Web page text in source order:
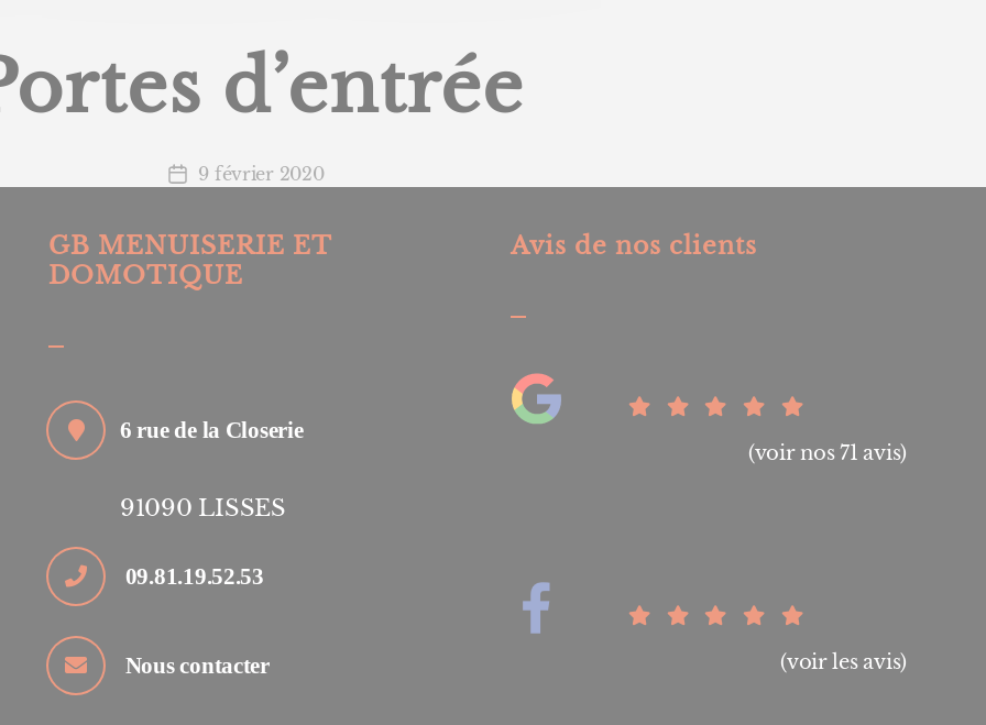
d’entrée
Date
l’article
9 février 2020
GB MENUISERIE ET
DOMOTIQUE
6 rue de la Closerie
91090 LISSES
09.81.19.52.53
Nous contacter
Avis de nos clients
(voir nos 71 avis)
(voir les avis)